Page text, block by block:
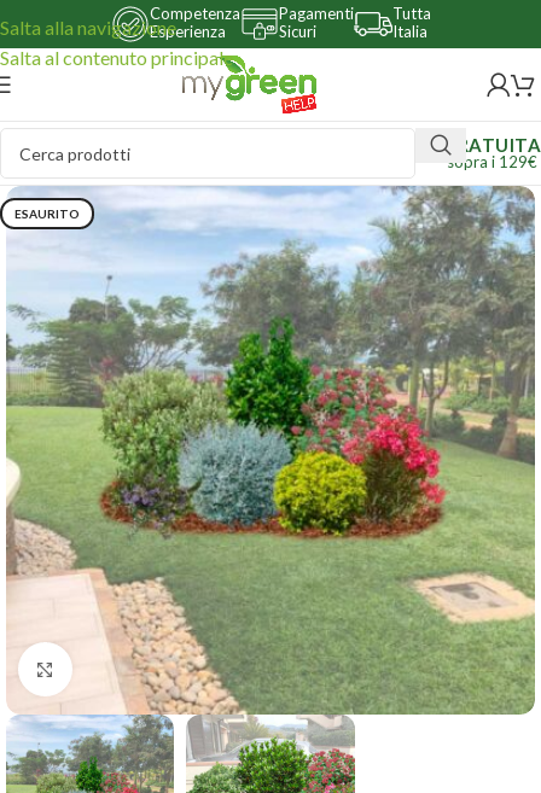
Salta alla navigazione
Salta al contenuto principale
Competenza
Esperienza
Pagamenti
Sicuri
Tutta
Italia
GRATUITA
sopra i 129€
ESAURITO
Clicca per ingrandire